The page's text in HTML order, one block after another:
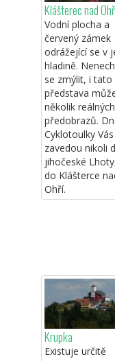
Klášterec nad
Vodní plocha a
červený zámek
odrážející se v
hladině.
se zmýlit, i tato
představa
několik reálných
předobrazů.
Cyklotoulky Vás
zavedou nikoli
jihočeské
do Klášterce
Ohří.
Krupka
Existuje určitě